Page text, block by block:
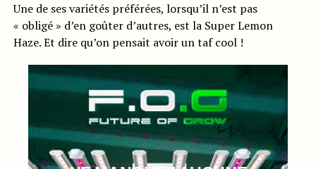
Une de ses variétés préférées, lorsqu’il n’est pas
« obligé » d’en goûter d’autres, est la Super Lemon
Haze. Et dire qu’on pensait avoir un taf cool !